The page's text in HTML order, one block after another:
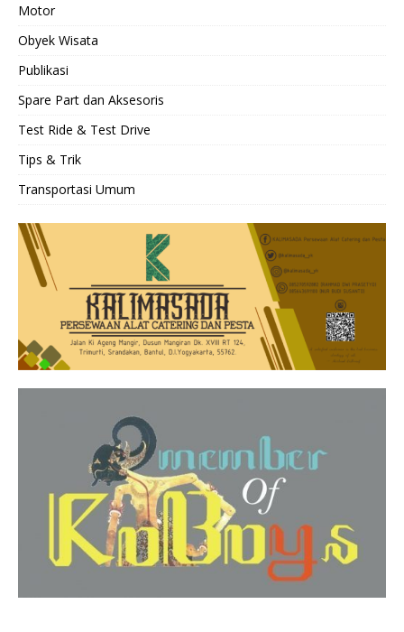
Motor
Obyek Wisata
Publikasi
Spare Part dan Aksesoris
Test Ride & Test Drive
Tips & Trik
Transportasi Umum